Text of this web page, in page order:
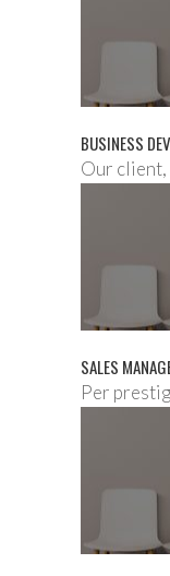
BUSINESS
Our client,
SALES
Per